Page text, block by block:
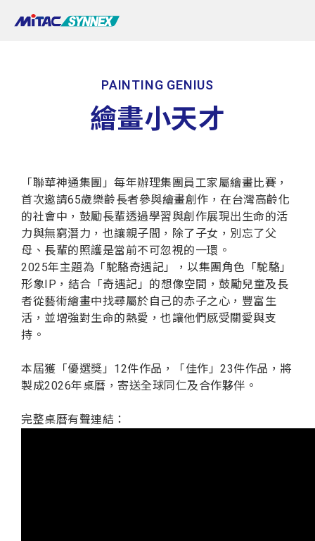
PAINTING GENIUS
繪畫小天才
「聯華神通集團」每年辦理集團員工家屬繪畫比賽，
首次邀請65歲樂齡長者參與繪畫創作，在台灣高齡化
的社會中，鼓勵長輩透過學習與創作展現出生命的活
力與無窮潛力，也讓親子間，除了子女，別忘了父
母、長輩的照護是當前不可忽視的一環。
2025年主題為「駝駱奇遇記」，以集團角色「駝駱」
形象IP，結合「奇遇記」的想像空間，鼓勵兒童及長
者從藝術繪畫中找尋屬於自己的赤子之心，豐富生
活，並增強對生命的熱愛，也讓他們感受關愛與支
持。
本屆獲「優選獎」12件作品，「佳作」23件作品，將
製成2026年桌曆，寄送全球同仁及合作夥伴。
完整桌曆有聲連結：